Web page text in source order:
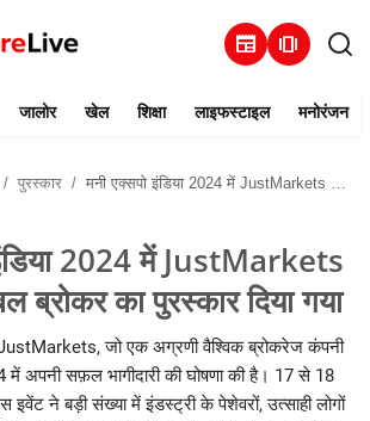
newspaper amp_stories
जालोर खेल शिक्षा लाइफस्टाइल मनोरंजन
पुरस्कार मनी एक्सपो इंडिया 2024 में JustMarkets को बेस्ट ग्लोबल ब्रोकर का पुरस्कार दिया गया
2024 में JustMarkets
ब्रोकर का पुरस्कार दिया गया
JustMarkets, जो एक अग्रणी वैश्विक ब्रोकरेज कंपनी
में अपनी सफ़ल भागीदारी की घोषणा की है। 17 से 18
ने बड़ी संख्या में इंडस्ट्री के पेशेवरों, उत्साही लोगों